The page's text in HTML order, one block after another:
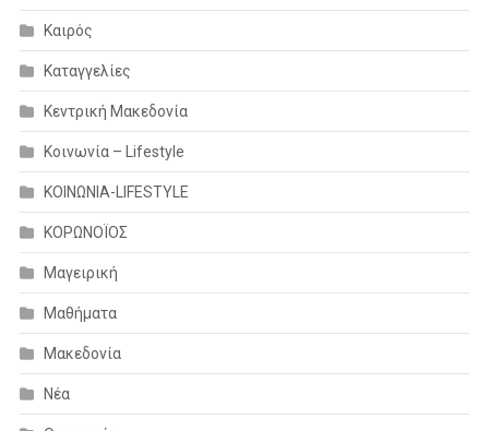
Καιρός
Καταγγελίες
Κεντρική Μακεδονία
Κοινωνία – Lifestyle
ΚΟΙΝΩΝΙΑ-LIFESTYLE
ΚΟΡΩΝΟΪΟΣ
Μαγειρική
Μαθήματα
Μακεδονία
Νέα